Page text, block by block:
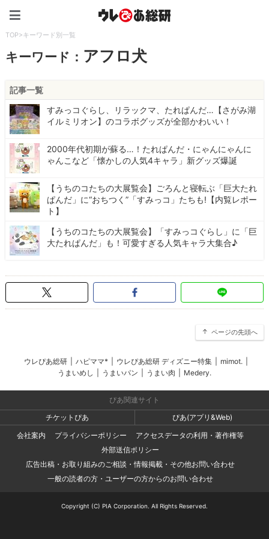
TOP>キーワード別一覧
キーワード： アフロ犬
記事一覧
すみっコぐらし、リラックマ、たれぱんだ…【さがみ湖
イルミリオン】のコラボグッズが全部かわいい！
2000年代初期が蘇る…！たれぱんだ・にゃんにゃんに
ゃんこなど「懐かしの人気4キャラ」新グッズ爆誕
【うちのコたちの大展覧会】ごろんと寝転ぶ「巨大たれ
ぱんだ」に“おちつく”「すみっコ」たちも!【内覧レポー
ト】
【うちのコたちの大展覧会】「すみっコぐらし」に「巨
大たれぱんだ」も！可愛すぎる人気キャラ大集合♪
ページの先頭へ
ウレぴあ総研 ハピママ* ウレぴあ総研 ディズニー特集 mimot.
うまいめし
うまいパン うまい肉 Medery.
ぴあ関連サイト
チケットぴあ
ぴあ(アプリ&Web)
会社案内
プライバシーポリシー
アクセスデータの利用・著作権等
外部送信ポリシー
広告出稿・お取り組みのご相談・情報掲載・その他お問い合わせ
一般の読者の方・ユーザーの方からのお問い合わせ
Copyright (C) PIA Corporation. All Rights Reserved.